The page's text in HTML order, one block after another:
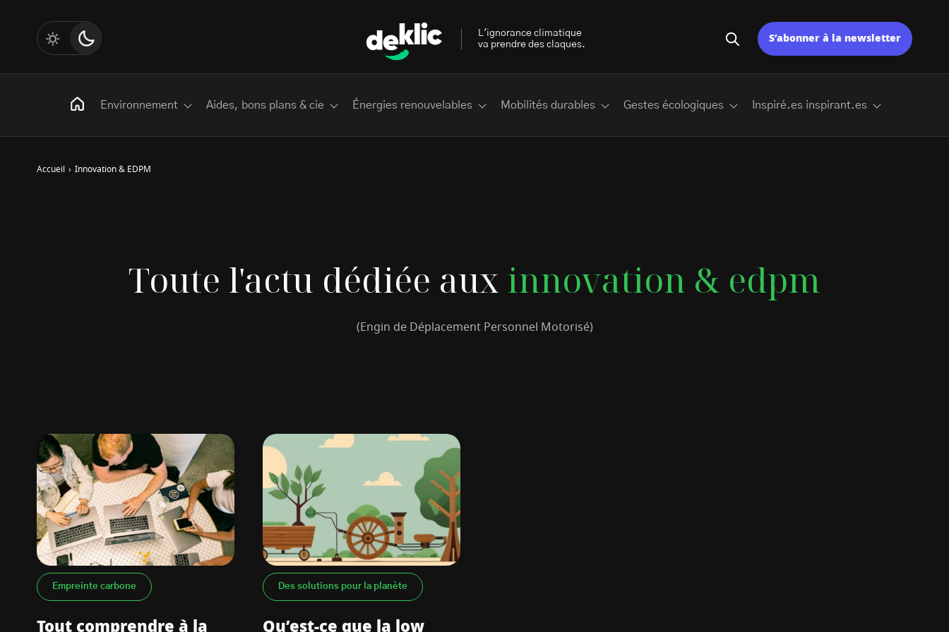
Accueil › Innovation & EDPM
Toute l'actu dédiée auxinnovation & edpm
(Engin de Déplacement Personnel Motorisé)
Empreinte carbone
Tout comprendre à la
Des solutions pour la planète
Qu’est-ce que la low
L'ignorance climatique
va prendre des claques.
S’abonner à la newsletter
Environnement Aides, bons plans & cie Énergies renouvelables Mobilités durables Gestes écologiques Inspiré.es inspirant.es